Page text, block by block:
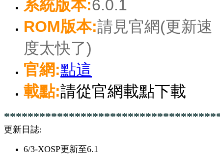
系統版本:6.0.1
ROM版本:請見官網(更新速
度太快了)
官網:點這
載點:請從官網載點下載
更新日誌:
6/3-XOSP更新至6.1